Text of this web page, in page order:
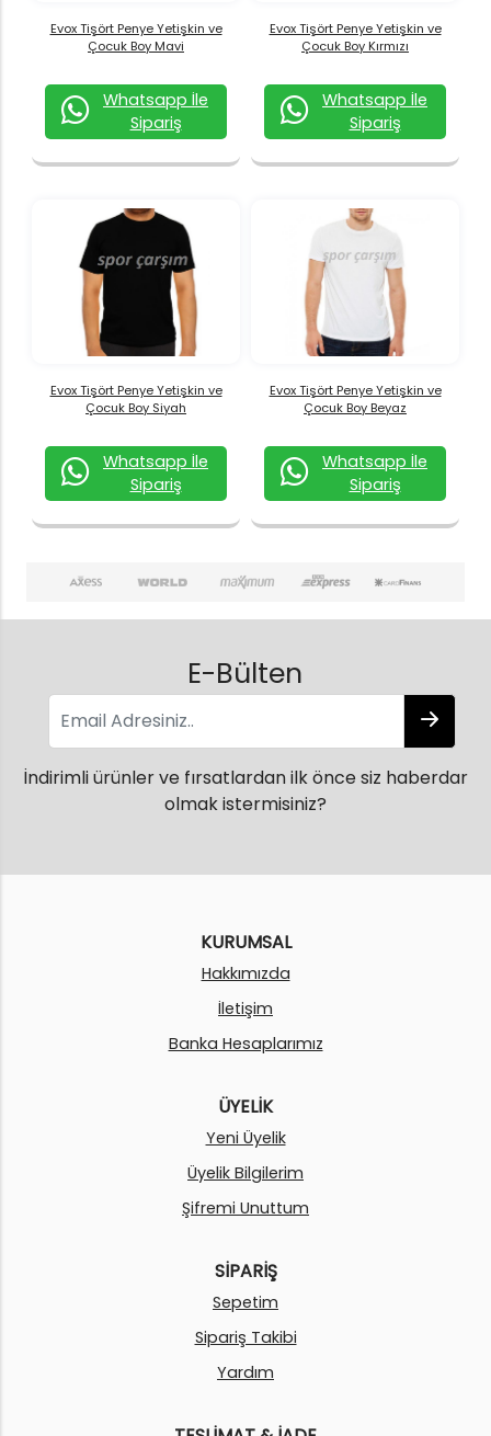
Evox Tişört Penye Yetişkin ve
Çocuk Boy Mavi
Whatsapp İle
Sipariş
Evox Tişört Penye Yetişkin ve
Çocuk Boy Kırmızı
Whatsapp İle
Sipariş
Evox Tişört Penye Yetişkin ve
Çocuk Boy Siyah
Whatsapp İle
Sipariş
Evox Tişört Penye Yetişkin ve
Çocuk Boy Beyaz
Whatsapp İle
Sipariş
E-Bülten
İndirimli ürünler ve fırsatlardan ilk önce siz haberdar
olmak istermisiniz?
KURUMSAL
Hakkımızda
İletişim
Banka Hesaplarımız
ÜYELİK
Yeni Üyelik
Üyelik Bilgilerim
Şifremi Unuttum
SİPARİŞ
Sepetim
Sipariş Takibi
Yardım